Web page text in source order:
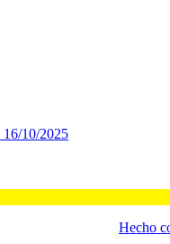
16/10/2025
Hecho